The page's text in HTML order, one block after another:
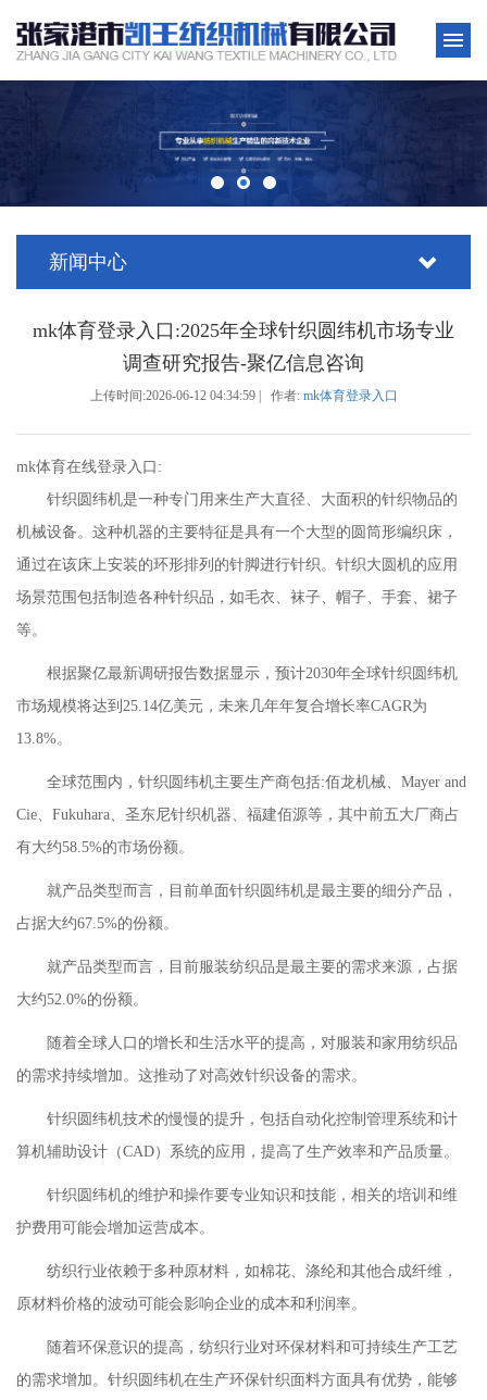
新闻中心
mk体育登录入口:2025年全球针织圆纬机市场专业
调查研究报告-聚亿信息咨询
上传时间:2026-06-12 04:34:59 | 作者: mk体育登录入口
mk体育在线登录入口:
针织圆纬机是一种专门用来生产大直径、大面积的针织物品的
机械设备。这种机器的主要特征是具有一个大型的圆筒形编织床，
通过在该床上安装的环形排列的针脚进行针织。针织大圆机的应用
场景范围包括制造各种针织品，如毛衣、袜子、帽子、手套、裙子
等。
根据聚亿最新调研报告数据显示，预计2030年全球针织圆纬机
市场规模将达到25.14亿美元，未来几年年复合增长率CAGR为
13.8%。
全球范围内，针织圆纬机主要生产商包括:佰龙机械、Mayer and
Cie、Fukuhara、圣东尼针织机器、福建佰源等，其中前五大厂商占
有大约58.5%的市场份额。
就产品类型而言，目前单面针织圆纬机是最主要的细分产品，
占据大约67.5%的份额。
就产品类型而言，目前服装纺织品是最主要的需求来源，占据
大约52.0%的份额。
随着全球人口的增长和生活水平的提高，对服装和家用纺织品
的需求持续增加。这推动了对高效针织设备的需求。
针织圆纬机技术的慢慢的提升，包括自动化控制管理系统和计
算机辅助设计（CAD）系统的应用，提高了生产效率和产品质量。
针织圆纬机的维护和操作要专业知识和技能，相关的培训和维
护费用可能会增加运营成本。
纺织行业依赖于多种原材料，如棉花、涤纶和其他合成纤维，
原材料价格的波动可能会影响企业的成本和利润率。
随着环保意识的提高，纺织行业对环保材料和可持续生产工艺
的需求增加。针织圆纬机在生产环保针织面料方面具有优势，能够